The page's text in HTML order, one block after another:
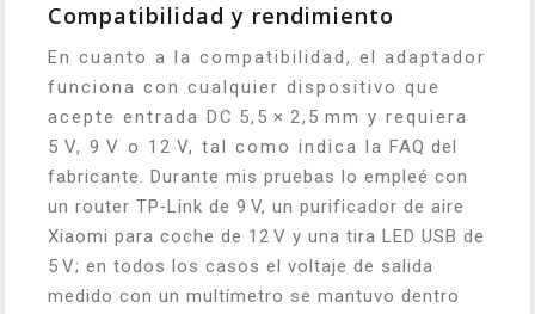
Compatibilidad y rendimiento
En cuanto a la compatibilidad, el adaptador
funciona con cualquier dispositivo que
acepte entrada DC 5,5 × 2,5 mm y requiera
5 V, 9 V o 12 V, tal como indica la FAQ del
fabricante. Durante mis pruebas lo empleé con
un router TP‑Link de 9 V, un purificador de aire
Xiaomi para coche de 12 V y una tira LED USB de
5 V; en todos los casos el voltaje de salida
medido con un multímetro se mantuvo dentro